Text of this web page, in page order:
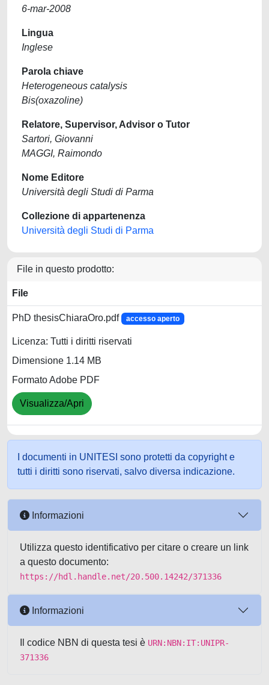
6-mar-2008
Lingua
Inglese
Parola chiave
Heterogeneous catalysis
Bis(oxazoline)
Relatore, Supervisor, Advisor o Tutor
Sartori, Giovanni
MAGGI, Raimondo
Nome Editore
Università degli Studi di Parma
Collezione di appartenenza
Università degli Studi di Parma
File in questo prodotto:
File
PhD thesisChiaraOro.pdf accesso aperto
Licenza: Tutti i diritti riservati
Dimensione 1.14 MB
Formato Adobe PDF
Visualizza/Apri
I documenti in UNITESI sono protetti da copyright e
tutti i diritti sono riservati, salvo diversa indicazione.
Informazioni
Utilizza questo identificativo per citare o creare un link
a questo documento:
https://hdl.handle.net/20.500.14242/371336
Informazioni
Il codice NBN di questa tesi è URN:NBN:IT:UNIPR-
371336